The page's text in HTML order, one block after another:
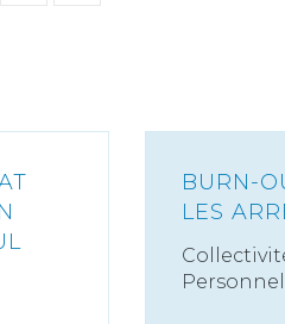
BURN-
LES